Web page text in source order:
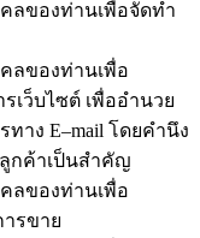
ลของท่านเพื่อจัดทำ
ลของท่านเพื่อ
เว็บไซต์ เพื่ออำนวย
าง E–mail โดยคำนึง
กค้าเป็นสำคัญ
ลของท่านเพื่อ
รขาย